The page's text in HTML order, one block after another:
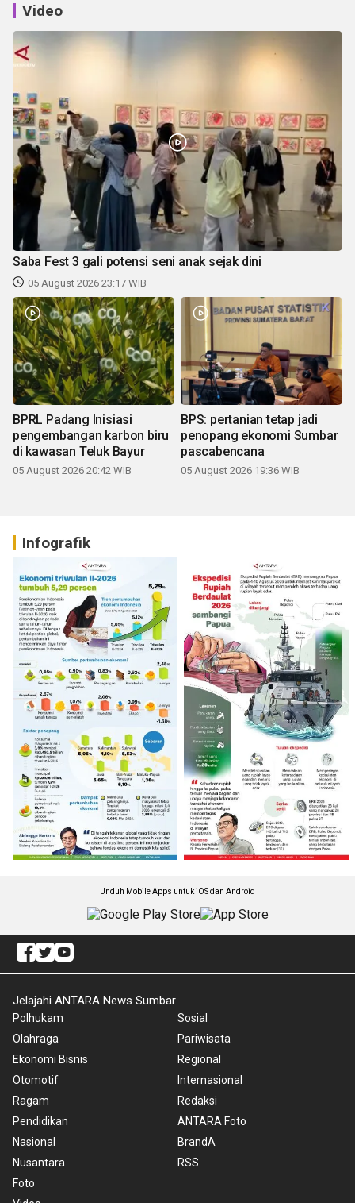
Video
Saba Fest 3 gali potensi seni anak sejak dini
05 August 2026 23:17 WIB
BPRL Padang Inisiasi
pengembangan karbon biru
di kawasan Teluk Bayur
05 August 2026 20:42 WIB
BPS: pertanian tetap jadi
penopang ekonomi Sumbar
pascabencana
05 August 2026 19:36 WIB
Infografik
Unduh Mobile Apps untuk iOS dan Android
Jelajahi ANTARA News Sumbar
Polhukam
Olahraga
Ekonomi Bisnis
Otomotif
Ragam
Pendidikan
Nasional
Nusantara
Foto
Sosial
Pariwisata
Regional
Internasional
Redaksi
ANTARA Foto
BrandA
RSS